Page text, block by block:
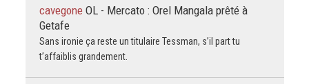
cavegone OL - Mercato : Orel Mangala prêté à
Getafe
Sans ironie ça reste un titulaire Tessman, s’il part tu
t’affaiblis grandement.